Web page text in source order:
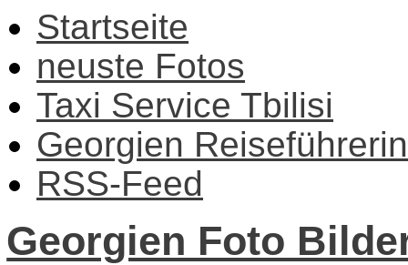
Startseite
neuste Fotos
Taxi Service Tbilisi
Georgien Reiseführerin
RSS-Feed
Georgien Foto